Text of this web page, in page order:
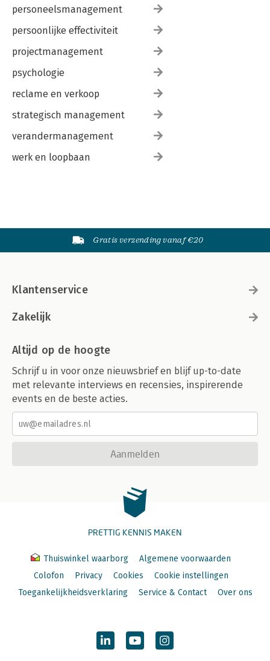
personeelsmanagement
persoonlijke effectiviteit
projectmanagement
psychologie
reclame en verkoop
strategisch management
verandermanagement
werk en loopbaan
Gratis verzending vanaf €20
Klantenservice
Zakelijk
Altijd op de hoogte
Schrijf u in voor onze nieuwsbrief en blijf up-to-date
met relevante interviews en recensies, inspirerende
events en de beste acties.
Aanmelden
PRETTIG KENNIS MAKEN
Thuiswinkel waarborg
Algemene voorwaarden
Colofon
Privacy Cookies
Cookie instellingen
Toegankelijkheidsverklaring
Service & Contact Over ons